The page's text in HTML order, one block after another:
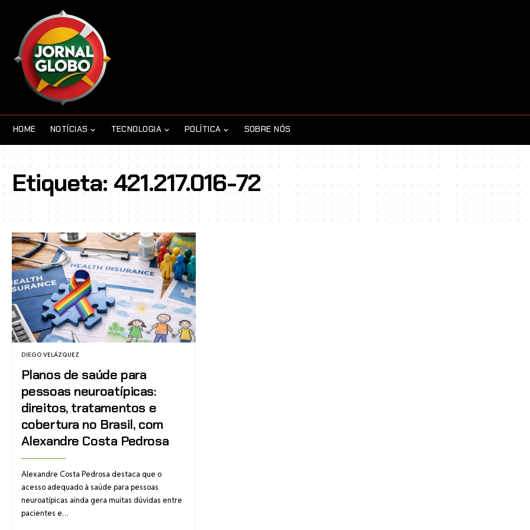
HOME NOTÍCIAS TECNOLOGIA POLÍTICA SOBRE NÓS
Etiqueta:421.217.016-72
DIEGO VELÁZQUEZ
Planos de saúde para
pessoas neuroatípicas:
direitos, tratamentos e
cobertura no Brasil, com
Alexandre Costa Pedrosa
Alexandre Costa Pedrosa destaca que o
acesso adequado à saúde para pessoas
neuroatípicas ainda gera muitas dúvidas entre
pacientes e…